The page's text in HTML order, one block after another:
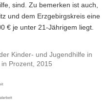
sind. Zu bemerken ist auch,
und dem Erzgebirgskreis eine
€ je unter 21-Jährigem liegt.
Kinder- und Jugendhilfe in
Prozent, 2015